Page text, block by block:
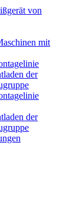
von
mit
der
der